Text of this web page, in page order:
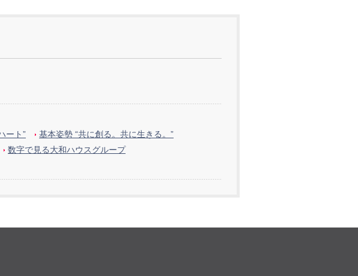
ート”
基本姿勢 “共に創る。共に生きる。”
数字で見る大和ハウスグループ